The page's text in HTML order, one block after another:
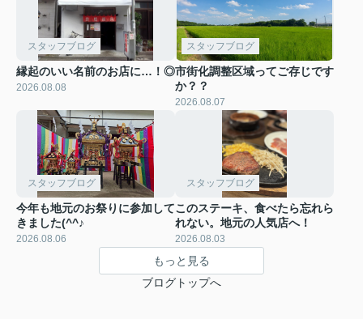
スタッフブログ
縁起のいい名前のお店に…！◎
2026.08.08
スタッフブログ
市街化調整区域ってご存じです
か？？
2026.08.07
スタッフブログ
今年も地元のお祭りに参加して
きました(^^♪
2026.08.06
スタッフブログ
このステーキ、食べたら忘れら
れない。地元の人気店へ！
2026.08.03
もっと見る
ブログトップへ